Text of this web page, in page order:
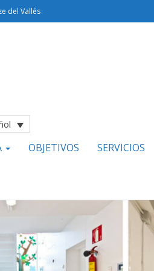
del Vallés
OBJETIVOS SERVICIOS